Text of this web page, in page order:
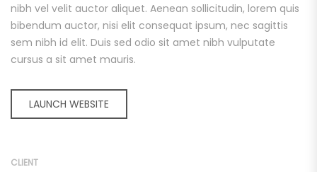
nibh vel velit auctor aliquet. Aenean sollicitudin, lorem quis
bibendum auctor, nisi elit consequat ipsum, nec sagittis
sem nibh id elit. Duis sed odio sit amet nibh vulputate
cursus a sit amet mauris.
LAUNCH WEBSITE
CLIENT